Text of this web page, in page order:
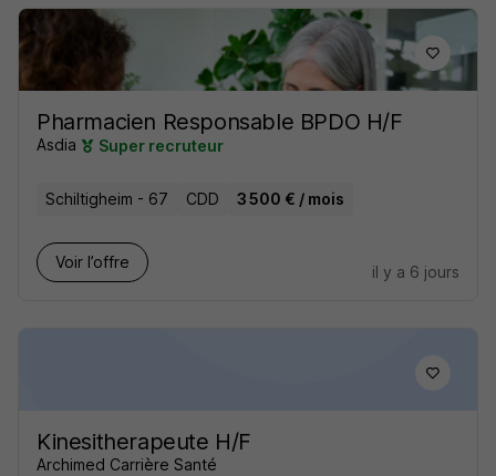
Pharmacien Responsable BPDO H/F
Asdia Super recruteur
Schiltigheim - 67 CDD 3 500 € / mois
Voir l’offre
il y a 6 jours
Kinesitherapeute H/F
Archimed Carrière Santé